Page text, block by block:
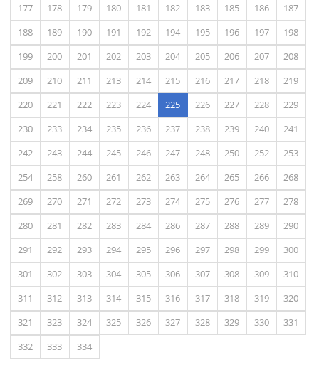
177
178 179 180 181 182 183 185 186
187
188
189 190 191 192 194 195 196 197
198
199
200 201 202 203 204 205 206 207
208
209
210 211 213 214 215 216 217 218
219
220
221 222 223 224 225(actual)
226 227 228
229
230
233 234 235 236 237 238 239 240
241
242
243 244 245 246 247 248 250 252
253
254
258 260 261 262 263 264 265 266
268
269
270 271 272 273 274 275 276 277
278
280
281 282 283 284 286 287 288 289
290
291
292 293 294 295 296 297 298 299
300
301
302 303 304 305 306 307 308 309
310
311
312 313 314 315 316 317 318 319
320
321
323 324 325 326 327 328 329 330
331
332
333 334